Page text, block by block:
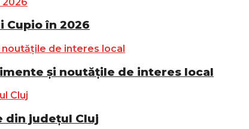
în 2026
și noutățile de interes local
din județul Cluj